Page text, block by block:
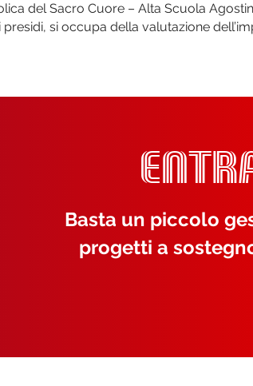
del Sacro Cuore – Alta Scuola
si occupa della valutazione
Basta un piccolo
progetti a